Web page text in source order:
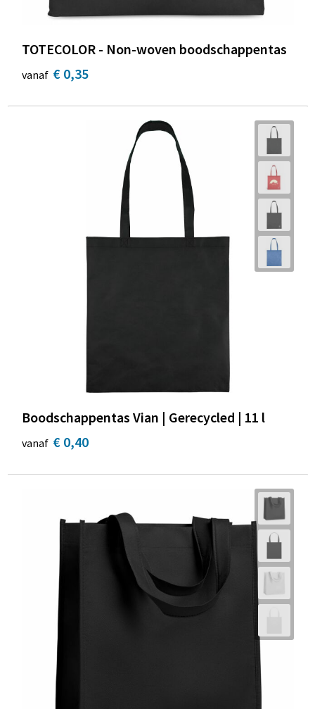
TOTECOLOR - Non-woven boodschappentas
vanaf € 0,35
Boodschappentas Vian | Gerecycled | 11 l
vanaf € 0,40